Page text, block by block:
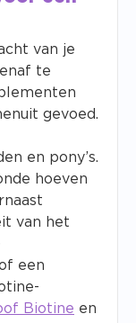
van je
te
gevoed.
en pony’s.
hoeven
van het
een
Biotine en